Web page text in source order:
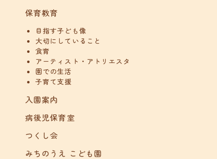
保育教育
目指す子ども像
大切にしていること
食育
アーティスト・アトリエスタ
園での生活
子育て支援
入園案内
病後児保育室
つくし会
みちのうえ こども園